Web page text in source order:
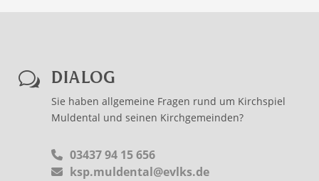
w DIALOG
Sie haben allgemeine Fragen rund um Kirchspiel
Muldental und seinen Kirchgemeinden?
03437 94 15 656
ksp.muldental@evlks.de